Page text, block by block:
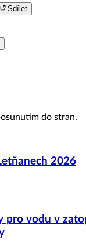
Sdílet
do stran.
2026
pro vodu v